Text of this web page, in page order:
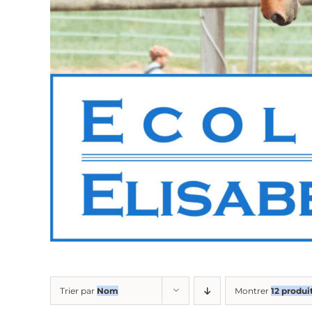
Trier par Nom Montrer 12